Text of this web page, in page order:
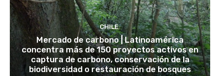
CHILE
Mercado de carbono | Latinoamérica
concentra más de 150 proyectos activos en
captura de carbono, conservación de la
biodiversidad o restauración de bosques